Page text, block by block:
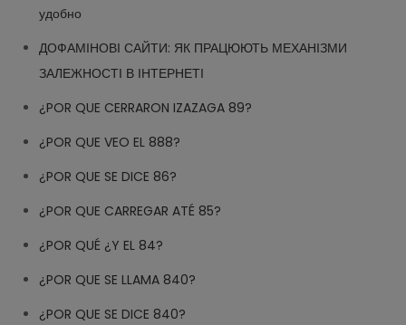
удобно
ДОФАМІНОВІ САЙТИ: ЯК ПРАЦЮЮТЬ МЕХАНІЗМИ
ЗАЛЕЖНОСТІ В ІНТЕРНЕТІ
¿POR QUE CERRARON IZAZAGA 89?
¿POR QUE VEO EL 888?
¿POR QUE SE DICE 86?
¿POR QUE CARREGAR ATÉ 85?
¿POR QUÉ ¿Y EL 84?
¿POR QUE SE LLAMA 840?
¿POR QUE SE DICE 840?